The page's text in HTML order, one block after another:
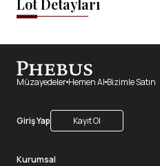
Lot Detayları
Müzayedeler Hemen Al Bizimle Satın
Giriş Yap Kayıt Ol
Kurumsal